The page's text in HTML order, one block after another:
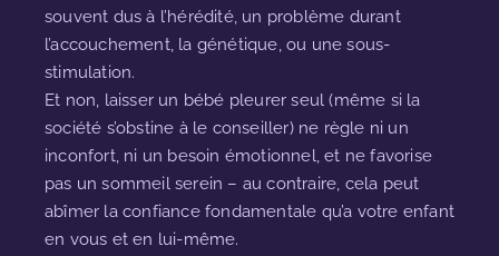
souvent dus à l’hérédité, un problème durant
l’accouchement, la génétique, ou une sous-
stimulation.
Et non, laisser un bébé pleurer seul (même si la
société s’obstine à le conseiller) ne règle ni un
inconfort, ni un besoin émotionnel, et ne favorise
pas un sommeil serein – au contraire, cela peut
abîmer la confiance fondamentale qu’a votre enfant
en vous et en lui-même.